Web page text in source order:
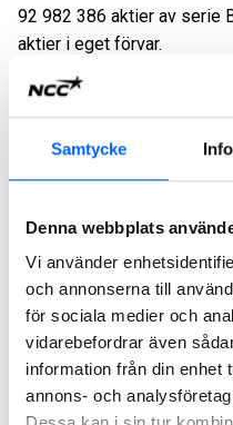
Samtycke
Denna webbplats
Vi använder
och annonserna till
för sociala medier och
vidarebefordrar även
information från din enhet
annons- och
92 982 386 aktier av serie
aktier i eget förvar.
Denna information är
skyldigt att offentliggöra
finansiella instrument.
För ytterligare
61 02
NCC:s presstjänst: 08-585
Media bank
Om NCC. NCC är ett av de